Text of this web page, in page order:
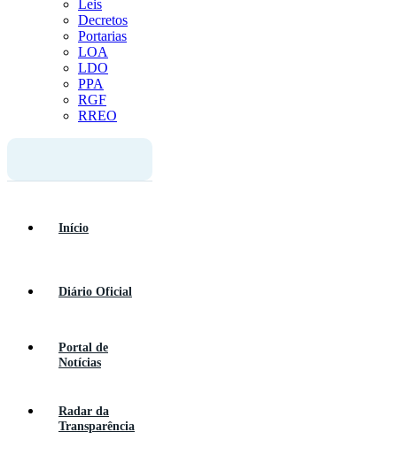
Leis
Decretos
Portarias
LOA
LDO
PPA
RGF
RREO
Início
Diário Oficial
Portal de
Notícias
Radar da
Transparência